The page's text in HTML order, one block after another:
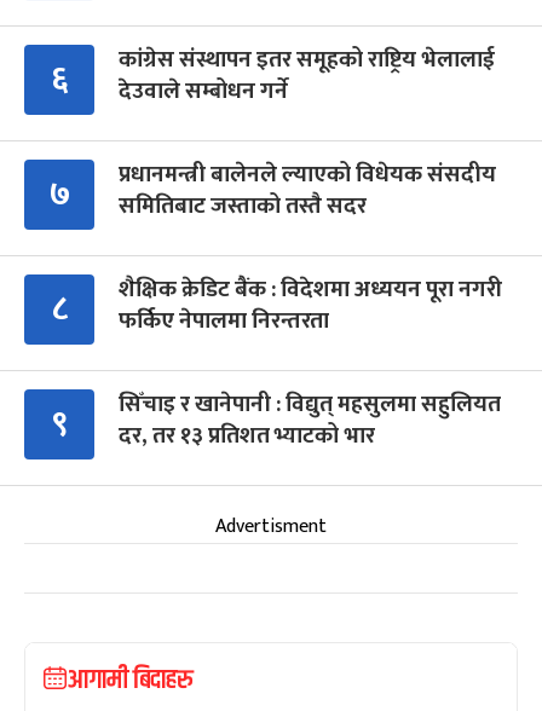
६
कांग्रेस संस्थापन इतर समूहको राष्ट्रिय भेलालाई
देउवाले सम्बोधन गर्ने
७
प्रधानमन्त्री बालेनले ल्याएको विधेयक संसदीय
समितिबाट जस्ताको तस्तै सदर
८
शैक्षिक क्रेडिट बैंक : विदेशमा अध्ययन पूरा नगरी
फर्किए नेपालमा निरन्तरता
९
सिँचाइ र खानेपानी : विद्युत् महसुलमा सहुलियत
दर, तर १३ प्रतिशत भ्याटको भार
Advertisment
आगामी बिदाहरु